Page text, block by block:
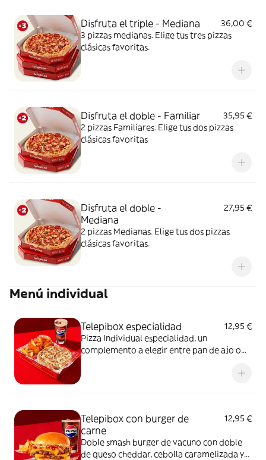
Disfruta el triple - Mediana
36,00 €
3 pizzas medianas. Elige tus tres pizzas
clásicas favoritas.
Disfruta el doble - Familiar
35,95 €
2 pizzas Familiares. Elige tus dos pizzas
clásicas favoritas
Disfruta el doble -
Mediana
27,95 €
2 pizzas Medianas. Elige tus dos pizzas
clásicas favoritas.
Menú individual
Telepibox especialidad
12,95 €
Pizza Individual especialidad, un
complemento a elegir entre pan de ajo o
Telepibox con burger de
carne
12,95 €
Doble smash burger de vacuno con doble
de queso cheddar, cebolla caramelizada y